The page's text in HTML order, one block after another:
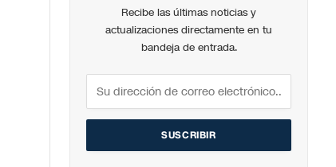
Recibe las últimas noticias y
actualizaciones directamente en tu
bandeja de entrada.